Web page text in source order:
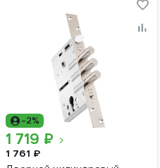
-2%
1 719 ₽
1 761 ₽